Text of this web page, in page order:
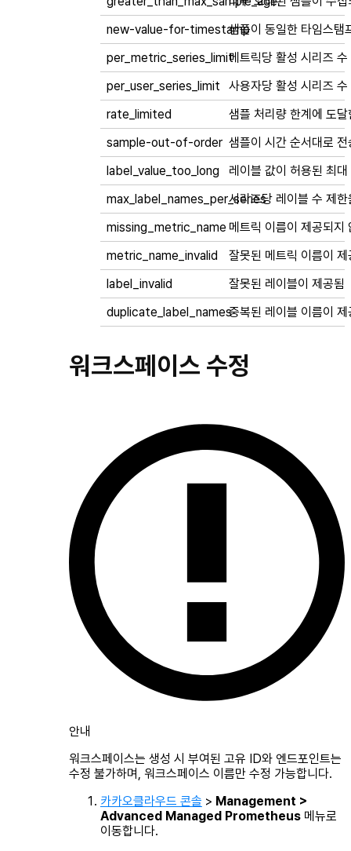
new-value-for-timestamp샘플이 동일한 타임스탬
per_metric_series_limit메트릭당 활성 시리즈
per_user_series_limit
사용자당 활성 시리즈
rate_limited
샘플 처리량 한계에 도
sample-out-of-order 샘플이 시간 순서대로
label_value_too_long
레이블 값이 허용된 최
max_label_names_per_series시리즈당 레이블 수 제
missing_metric_name 메트릭 이름이 제공되지
metric_name_invalid
잘못된 메트릭 이름이 제
label_invalid
잘못된 레이블이 제공됨
duplicate_label_names중복된 레이블 이름이 제
워크스페이스 수정
안내
워크스페이스는 생성 시 부여된 고유 ID와 엔드포인트는
수정 불가하며, 워크스페이스 이름만 수정 가능합니다.
카카오클라우드 콘솔 > Management >
Advanced Managed Prometheus 메뉴로
이동합니다.